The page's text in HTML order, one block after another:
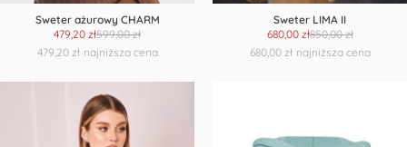
Sweter ażurowy CHARM
479,20 zł599,00 zł
najniższa cena
479,20 zł
Sweter LIMA II
680,00 zł850,00 zł
najniższa cena
680,00 zł